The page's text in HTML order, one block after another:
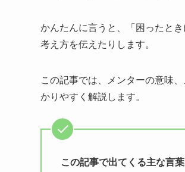
かんたんに言うと、「困ったと
考え方を伝えたりします。
この記事では、メンターの意味
かりやすく解説します。
この記事で出てくる主な言葉